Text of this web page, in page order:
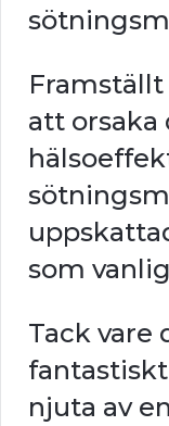
Framställt
att orsaka
som
Tack vare
njuta av